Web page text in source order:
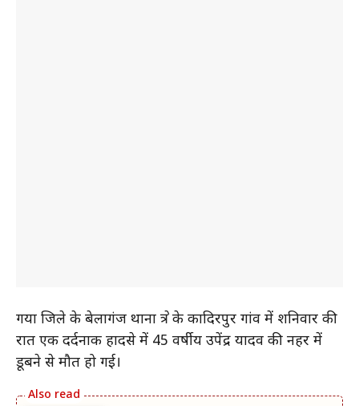
गया जिले के बेलागंज थाना क्षेत्र के कादिरपुर गांव में शनिवार की
रात एक दर्दनाक हादसे में 45 वर्षीय उपेंद्र यादव की नहर में
डूबने से मौत हो गई।